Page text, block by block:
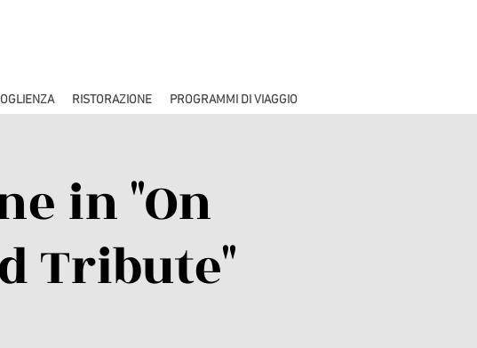
RISTORAZIONE PROGRAMMI DI VIAGGIO
in "On
Tribute"